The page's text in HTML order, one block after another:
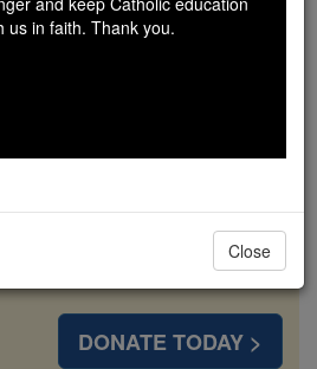
has already delivered
education to over 2.2
193 countries. In an age
you are helping form
Scripture, and Christ.
this gave just $5 — the
life-changing formation
Be Catholic. Stand
DONATE TODAY >
us in faith. Thank you.
Close